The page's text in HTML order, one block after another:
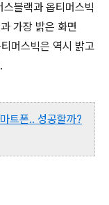
블랙과 옵티머스빅
가장 밝은 화면
머스빅은 역시 밝고
트폰.. 성공할까?